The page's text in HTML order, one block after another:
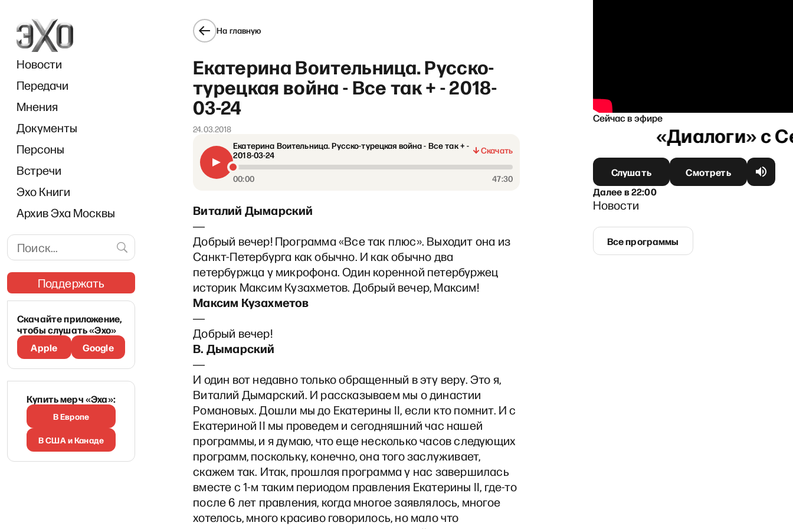
Новости
Передачи
Мнения
Документы
Персоны
Встречи
Эхо Книги
Архив Эха Москвы
Поддержать
Скачайте приложение,
чтобы слушать «Эхо»
Apple
Google
Купить мерч «Эха»:
В Европе
В США и Канаде
На главную
Екатерина Воительница. Русско-
турецкая война - Все так + - 2018-
03-24
24.03.2018
Екатерина Воительница. Русско-турецкая война - Все так + -
2018-03-24
Скачать
00:00 47:30
Виталий Дымарский
―
Добрый вечер! Программа «Все так плюс». Выходит она из
Санкт-Петербурга как обычно. И как обычно два
петербуржца у микрофона. Один коренной петербуржец
историк Максим Кузахметов. Добрый вечер, Максим!
Максим Кузахметов
―
Добрый вечер!
В. Дымарский
―
И один вот недавно только обращенный в эту веру. Это я,
Виталий Дымарский. И рассказываем мы о династии
Романовых. Дошли мы до Екатерины II, если кто помнит. И с
Екатериной II мы проведем и сегодняшний час нашей
программы, и я думаю, что еще несколько часов следующих
программ, поскольку, конечно, она того заслуживает,
скажем так. Итак, прошлая программа у нас завершилась
вместе с 1-м таким периодом правления Екатерины II, где-то
после 6 лет правления, когда многое заявлялось, многое
хотелось, много красиво говорилось, но мало что
Сейчас в эфире
«Диалоги» с Сергеем Асланяном
Слушать
Смотреть
Далеев22:00
Новости
Все программы